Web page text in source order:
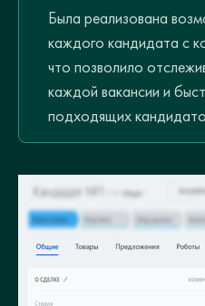
Была реализована
каждого кандидата с
что позволило
каждой вакансии и
подходящих